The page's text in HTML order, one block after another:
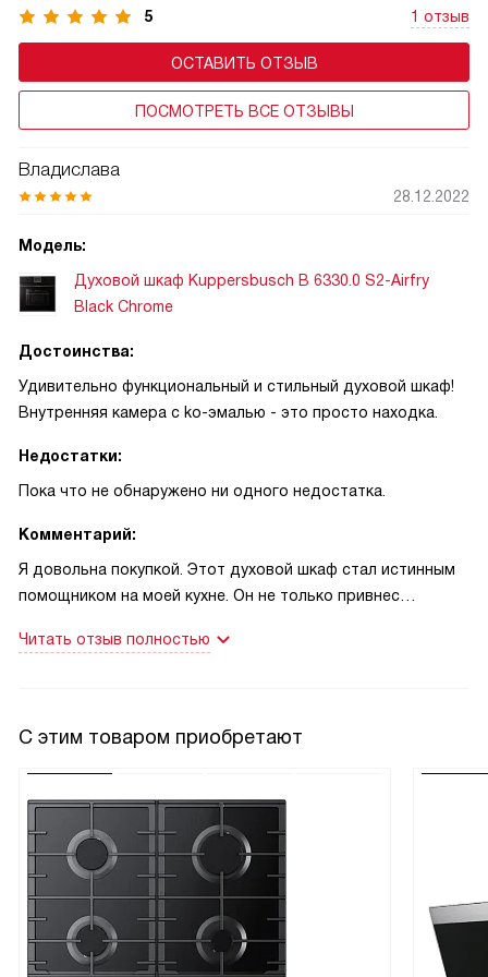
5 1 отзыв
ОСТАВИТЬ ОТЗЫВ
ПОСМОТРЕТЬ ВСЕ ОТЗЫВЫ
Владислава
28.12.2022
Модель:
Духовой шкаф Kuppersbusch B 6330.0 S2-Airfry
Black Chrome
Достоинства:
Удивительно функциональный и стильный духовой шкаф!
Внутренняя камера с ko-эмалью - это просто находка.
Недостатки:
Пока что не обнаружено ни одного недостатка.
Комментарий:
Я довольна покупкой. Этот духовой шкаф стал истинным
помощником на моей кухне. Он не только привнес
функциональностью. 70 литров объема - это просто
позволяет мне готовить самые разнообразные блюда, от
пиццы до прекрасно запеченного мяса.
Особенно хочется отметить автоматический быстрый
разогрев. Это очень удобно, когда гости уже почти на
пороге, а ужин еще не готов. Конвекция, верхний и нижний
жар, большой гриль - все это делает процесс
приготовления еды удобным и быстрым.
Функция MultiTherm - это просто спасение для меня. Я
люблю экспериментировать с рецептами, и эта функция
позволяет мне готовить несколько блюд одновременно,
Читать отзыв полностью
С этим товаром приобретают